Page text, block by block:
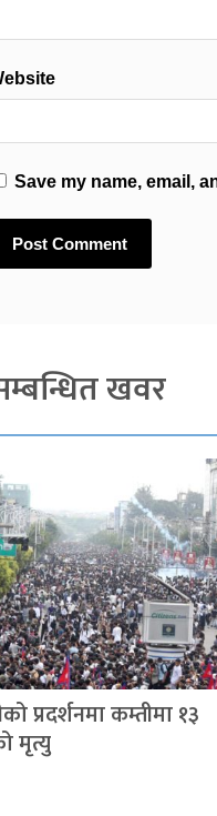
Save my name, email,
खवर
प्रदर्शनमा कम्तीमा १३
मृत्यु